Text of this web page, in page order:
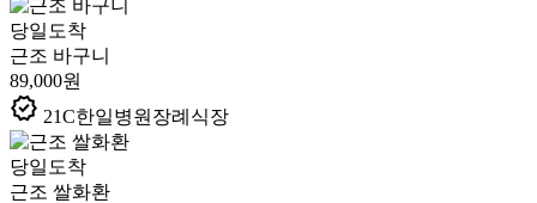
당일도착
근조 바구니
89,000원
verified 21C한일병원장례식장
당일도착
근조 쌀화환